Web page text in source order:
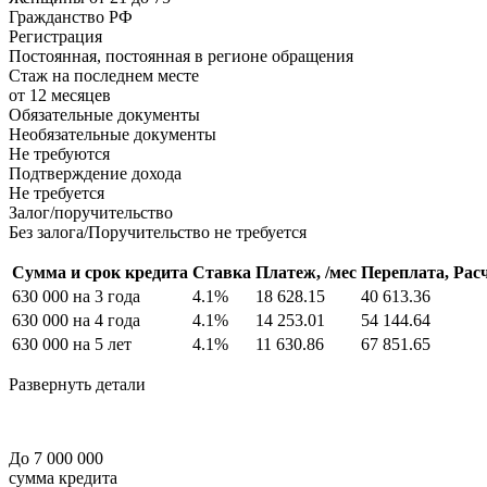
Гражданство РФ
Регистрация
Постоянная, постоянная в регионе обращения
Стаж на последнем месте
от 12 месяцев
Обязательные документы
Необязательные документы
Не требуются
Подтверждение дохода
Не требуется
Залог/поручительство
Без залога/Поручительство не требуется
Сумма и срок кредита Ставка Платеж, /мес Переплата,
630 000 на 3 года
4.1% 18 628.15
40 613.36
630 000 на 4 года
4.1% 14 253.01
54 144.64
630 000 на 5 лет
4.1% 11 630.86 67 851.65
Развернуть детали
До 7 000 000
сумма кредита